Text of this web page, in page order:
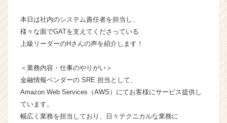
テ
イ
ク
タ
イ
ン】
本日は社内のシステム責任者を担当し、
様々な面でGATを支えてくださっている
上級リーダーのHさんの声を紹介します！
＜業務内容・仕事のやりがい＞
金融情報ベンダーの SRE 担当として、
Amazon Web Services（AWS）にてお客様にサービス提供し
ています。
幅広く業務を担当しており、日々テクニカルな業務に